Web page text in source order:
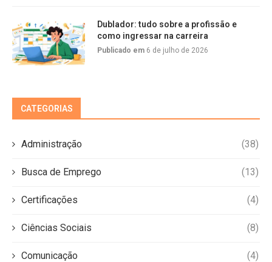
Dublador: tudo sobre a profissão e
como ingressar na carreira
Publicado em 6 de julho de 2026
CATEGORIAS
Administração (38)
Busca de Emprego (13)
Certificações (4)
Ciências Sociais (8)
Comunicação (4)